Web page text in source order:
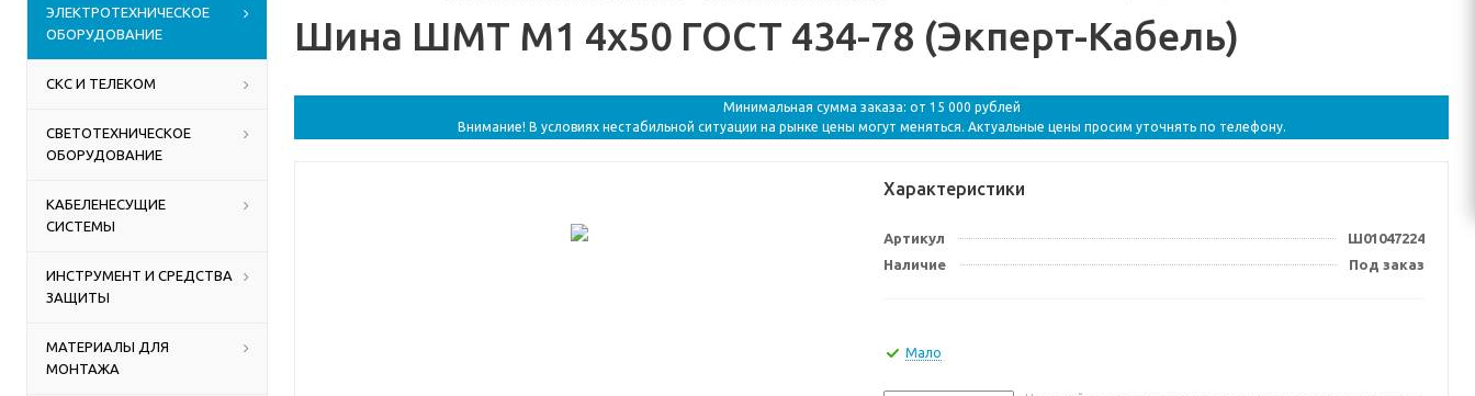
Контакты
ЭЛЕКТРОТЕХНИЧЕСКОЕ
ОБОРУДОВАНИЕ
СКС И ТЕЛЕКОМ
СВЕТОТЕХНИЧЕСКОЕ
ОБОРУДОВАНИЕ
КАБЕЛЕНЕСУЩИЕ
СИСТЕМЫ
ИНСТРУМЕНТ И СРЕДСТВА
ЗАЩИТЫ
МАТЕРИАЛЫ ДЛЯ
МОНТАЖА
Шина ШМТ М1 4х50 ГОСТ 434-78 (Экперт-Кабель)
Минимальная сумма заказа: от 15 000 рублей
Внимание! В условиях нестабильной ситуации на рынке цены могут меняться. Актуальные цены просим уточнять по телефону.
Характеристики
Артикул
Ш01047224
Наличие
Под заказ
Мало